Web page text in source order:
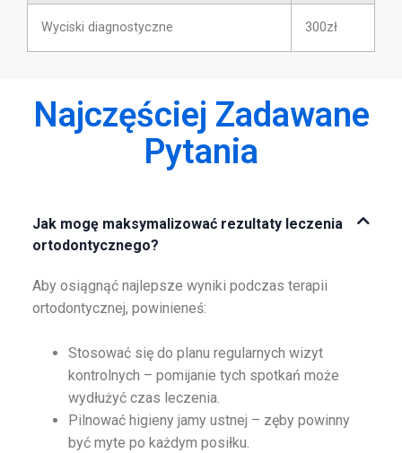
Wyciski diagnostyczne 300zł
Najczęściej Zadawane
Pytania
Jak mogę maksymalizować rezultaty leczenia
ortodontycznego?
Aby osiągnąć najlepsze wyniki podczas terapii
ortodontycznej, powinieneś:
Stosować się do planu regularnych wizyt
kontrolnych – pomijanie tych spotkań może
wydłużyć czas leczenia.
Pilnować higieny jamy ustnej – zęby powinny
być myte po każdym posiłku.